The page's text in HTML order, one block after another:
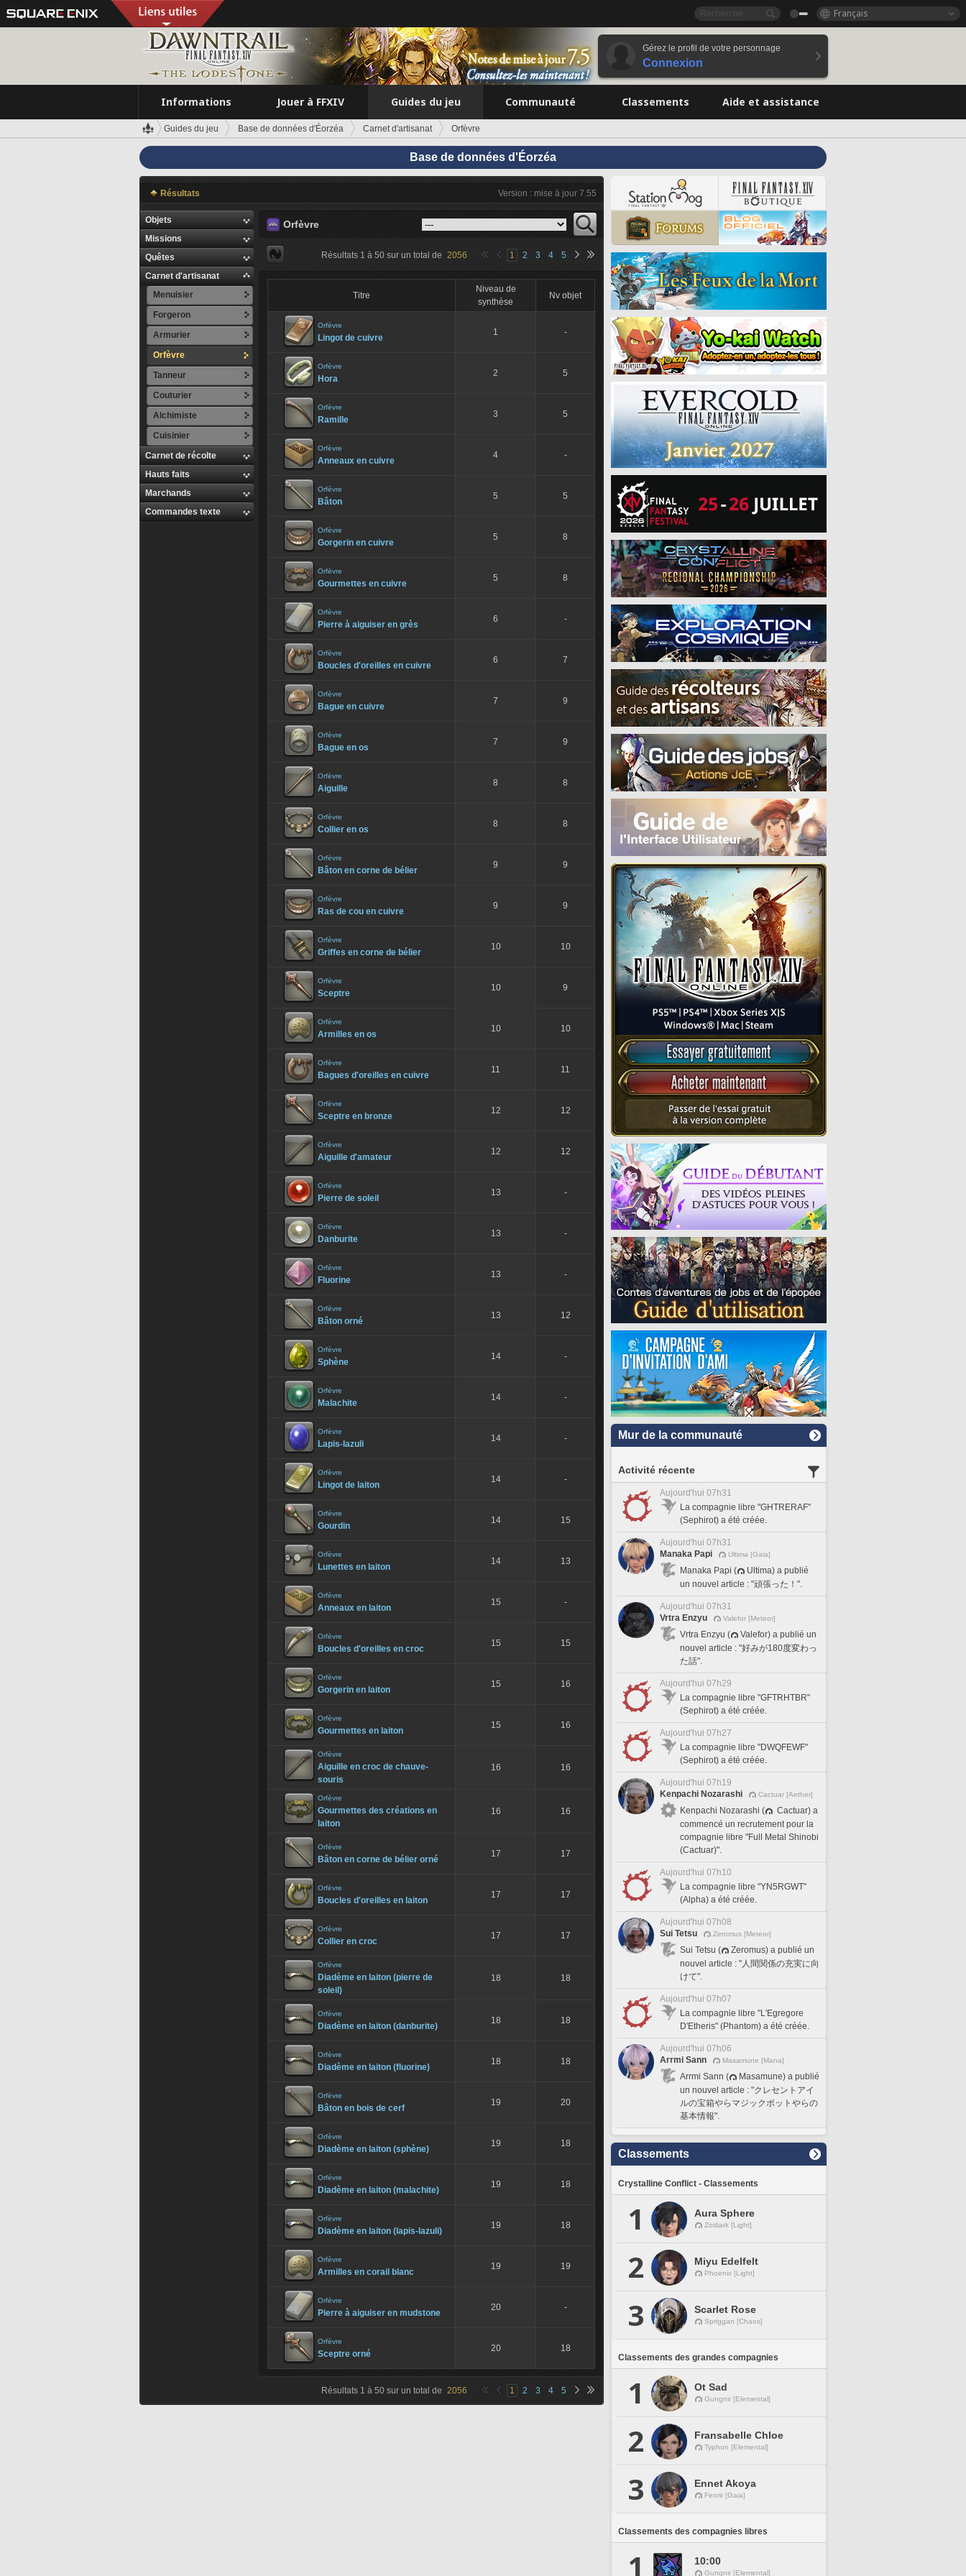
Français
Gérez le profil de votre personnage
Connexion
Informations Jouer à FFXIV Guides du jeu Communauté Classements Aide et assistance
Guides du jeu Base de données d'Éorzéa Carnet d'artisanat Orfèvre
Base de données d'Éorzéa
Résultats Version : mise à jour 7.55
Objets
Missions
Quêtes
Carnet d'artisanat
Menuisier
Forgeron
Armurier
Orfèvre
Tanneur
Couturier
Alchimiste
Cuisinier
Carnet de récolte
Hauts faits
Marchands
Commandes texte
Orfèvre
Résultats 1 à 50 sur un total de 2056 1 2 3 4 5
Titre
Niveau de
synthèse
Nv objet
Orfèvre
Lingot de cuivre
1 -
Orfèvre
Hora
2 5
Orfèvre
Ramille
3 5
Orfèvre
Anneaux en cuivre
4 -
Orfèvre
Bâton
5 5
Orfèvre
Gorgerin en cuivre
5 8
Orfèvre
Gourmettes en cuivre
5 8
Orfèvre
Pierre à aiguiser en grès
6 -
Orfèvre
Boucles d'oreilles en cuivre
6 7
Orfèvre
Bague en cuivre
7 9
Orfèvre
Bague en os
7 9
Orfèvre
Aiguille
8 8
Orfèvre
Collier en os
8 8
Orfèvre
Bâton en corne de bélier
9 9
Orfèvre
Ras de cou en cuivre
9 9
Orfèvre
Griffes en corne de bélier
10 10
Orfèvre
Sceptre
10 9
Orfèvre
Armilles en os
10 10
Orfèvre
Bagues d'oreilles en cuivre
11 11
Orfèvre
Sceptre en bronze
12 12
Orfèvre
Aiguille d'amateur
12 12
Orfèvre
Pierre de soleil
13 -
Orfèvre
Danburite
13 -
Orfèvre
Fluorine
13 -
Orfèvre
Bâton orné
13 12
Orfèvre
Sphène
14 -
Orfèvre
Malachite
14 -
Orfèvre
Lapis-lazuli
14 -
Orfèvre
Lingot de laiton
14 -
Orfèvre
Gourdin
14 15
Orfèvre
Lunettes en laiton
14 13
Orfèvre
Anneaux en laiton
15 -
Orfèvre
Boucles d'oreilles en croc
15 15
Orfèvre
Gorgerin en laiton
15 16
Orfèvre
Gourmettes en laiton
15 16
Orfèvre
Aiguille en croc de chauve-
souris
16 16
Orfèvre
Gourmettes des créations en
laiton
16 16
Orfèvre
Bâton en corne de bélier orné
17 17
Orfèvre
Boucles d'oreilles en laiton
17 17
Orfèvre
Collier en croc
17 17
Orfèvre
Diadème en laiton (pierre de
soleil)
18 18
Orfèvre
Diadème en laiton (danburite)
18 18
Orfèvre
Diadème en laiton (fluorine)
18 18
Orfèvre
Bâton en bois de cerf
19 20
Orfèvre
Diadème en laiton (sphène)
19 18
Orfèvre
Diadème en laiton (malachite)
19 18
Orfèvre
Diadème en laiton (lapis-lazuli)
19 18
Orfèvre
Armilles en corail blanc
19 19
Orfèvre
Pierre à aiguiser en mudstone
20 -
Orfèvre
Sceptre orné
20 18
Résultats 1 à 50 sur un total de 2056 1 2 3 4 5
Mur de la communauté
Activité récente
Aujourd'hui 07h31
La compagnie libre "GHTRERAF"
(Sephirot) a été créée.
Aujourd'hui 07h31
Manaka Papi
Ultima [Gaia]
Manaka Papi (
Ultima) a publié
un nouvel article : "頑張った！".
Aujourd'hui 07h31
Vrtra Enzyu
Valefor [Meteor]
Vrtra Enzyu (
Valefor) a publié un
nouvel article : "好みが180度変わっ
た話".
Aujourd'hui 07h29
La compagnie libre "GFTRHTBR"
(Sephirot) a été créée.
Aujourd'hui 07h27
La compagnie libre "DWQFEWF"
(Sephirot) a été créée.
Aujourd'hui 07h19
Kenpachi Nozarashi
Cactuar [Aether]
Kenpachi Nozarashi (
Cactuar) a
commencé un recrutement pour la
compagnie libre "Full Metal Shinobi
(Cactuar)".
Aujourd'hui 07h10
La compagnie libre "YN5RGWT"
(Alpha) a été créée.
Aujourd'hui 07h08
Sui Tetsu
Zeromus [Meteor]
Sui Tetsu (
Zeromus) a publié un
nouvel article : "人間関係の充実に向
けて".
Aujourd'hui 07h07
La compagnie libre "L'Egregore
D'Etheris" (Phantom) a été créée.
Aujourd'hui 07h06
Arrmi Sann
Masamune [Mana]
Arrmi Sann (
Masamune) a publié
un nouvel article : "クレセントアイ
ルの宝箱やらマジックポットやらの
基本情報".
Classements
Crystalline Conflict - Classements
1 Aura Sphere
Zodiark [Light]
2 Miyu Edelfelt
Phoenix [Light]
3 Scarlet Rose
Spriggan [Chaos]
Classements des grandes compagnies
1 Ot Sad
Gungnir [Elemental]
2 Fransabelle Chloe
Typhon [Elemental]
3 Ennet Akoya
Fenrir [Gaia]
Classements des compagnies libres
1 10:00
Gungnir [Elemental]